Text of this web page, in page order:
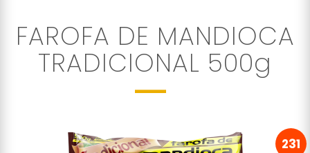
FAROFA DE MANDIOCA
TRADICIONAL 500g
231